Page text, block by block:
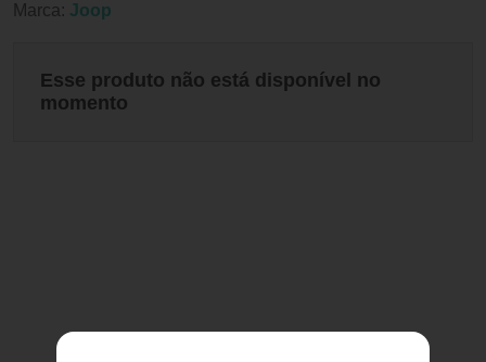
Marca: Joop
Esse produto não está disponível no
momento